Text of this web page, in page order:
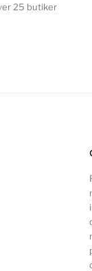
25 butiker